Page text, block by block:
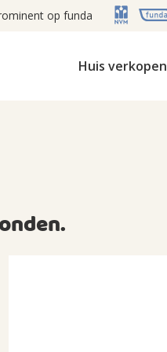
op funda
Huis verkopen